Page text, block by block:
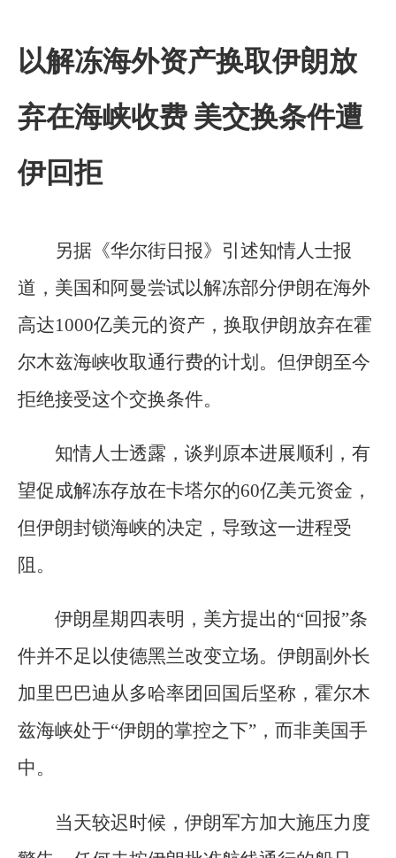
以解冻海外资产换取伊朗放
弃在海峡收费 美交换条件遭
伊回拒
另据《华尔街日报》引述知情人士报
道，美国和阿曼尝试以解冻部分伊朗在海外
高达1000亿美元的资产，换取伊朗放弃在霍
尔木兹海峡收取通行费的计划。但伊朗至今
拒绝接受这个交换条件。
知情人士透露，谈判原本进展顺利，有
望促成解冻存放在卡塔尔的60亿美元资金，
但伊朗封锁海峡的决定，导致这一进程受
阻。
伊朗星期四表明，美方提出的“回报”条
件并不足以使德黑兰改变立场。伊朗副外长
加里巴巴迪从多哈率团回国后坚称，霍尔木
兹海峡处于“伊朗的掌控之下”，而非美国手
中。
当天较迟时候，伊朗军方加大施压力度